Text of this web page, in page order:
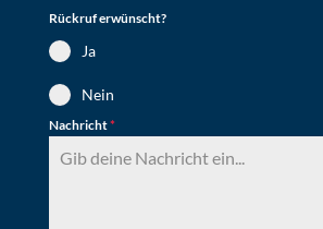
Rückruf erwünscht?
Ja
Nein
Nachricht*